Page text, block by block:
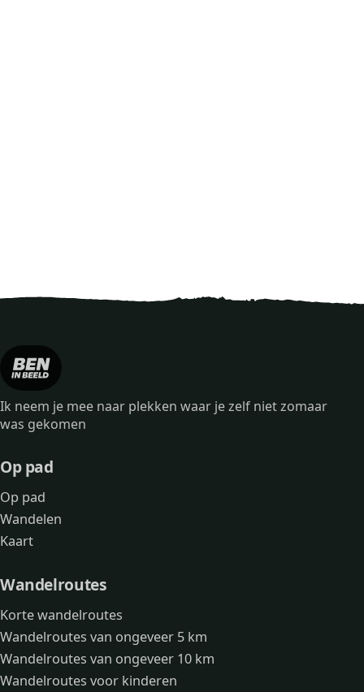
Ik neem je mee naar plekken waar je zelf niet zomaar
was gekomen
Op pad
Op pad
Wandelen
Kaart
Wandelroutes
Korte wandelroutes
Wandelroutes van ongeveer 5 km
Wandelroutes van ongeveer 10 km
Wandelroutes voor kinderen